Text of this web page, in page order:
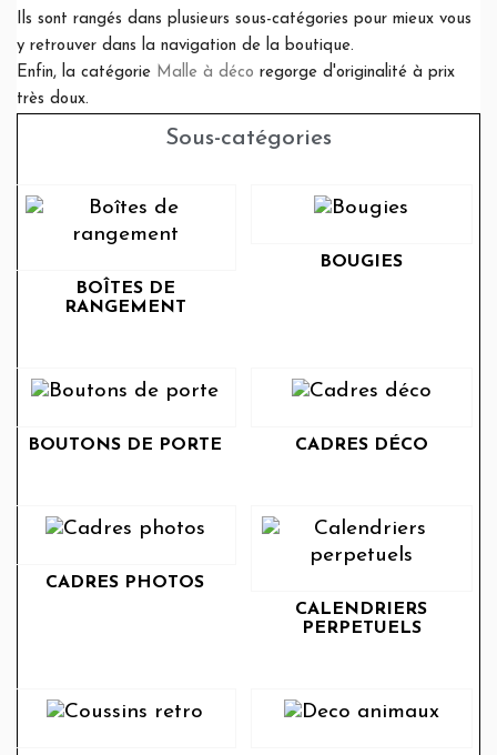
Ils sont rangés dans plusieurs sous-catégories pour mieux vous
y retrouver dans la navigation de la boutique.
Enfin, la catégorie Malle à déco regorge d'originalité à prix
très doux.
Sous-catégories
BOÎTES DE
RANGEMENT
BOUGIES
BOUTONS DE PORTE CADRES DÉCO
CADRES PHOTOS
CALENDRIERS
PERPETUELS